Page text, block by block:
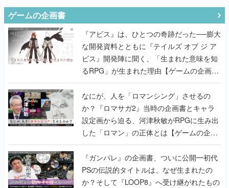
ゲームの企画書
『アビス』は、ひとつの奇跡だった──膨大
な開発資料とともに『テイルズ オブ ジ ア
ビス』開発陣に聞く、「生まれた意味を知
るRPG」が生まれた理由【ゲームの企画
書】
なにが、人を「ロマンシング」させるの
か？『ロマサガ2』当時の企画書とキャラ
設定画から迫る、河津秋敏がRPGに生み出
した「ロマン」の正体とは【ゲームの企画
書】
『ガンパレ』の企画書、ついに公開━初代
PSの伝説的タイトルは、なぜ生まれたの
か？そして『LOOP8』へ受け継がれたもの